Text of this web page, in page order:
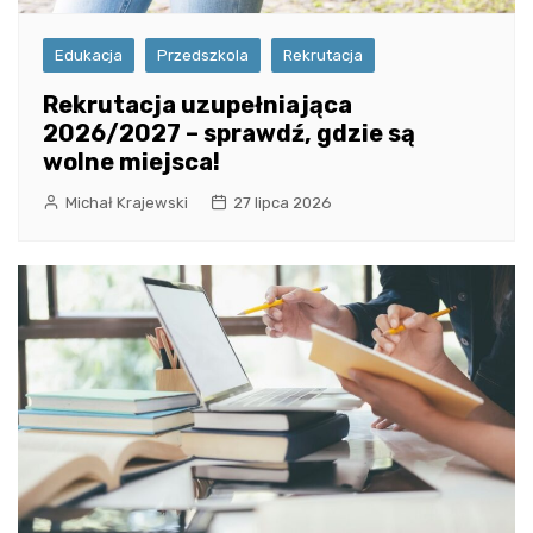
Edukacja Przedszkola Rekrutacja
Rekrutacja uzupełniająca
2026/2027 – sprawdź, gdzie są
wolne miejsca!
Michał Krajewski 27 lipca 2026